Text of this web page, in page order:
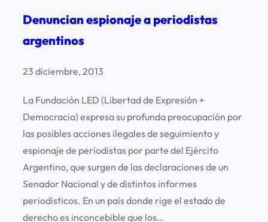
a
c
ó
e
n
S
a
n
t
a
F
o
r
a
Denuncian espionaje a periodistas
argentinos
23 diciembre, 2013
La Fundación LED (Libertad de Expresión +
Democracia) expresa su profunda preocupación por
las posibles acciones ilegales de seguimiento y
espionaje de periodistas por parte del Ejército
Argentino, que surgen de las declaraciones de un
Senador Nacional y de distintos informes
periodísticos. En un país donde rige el estado de
derecho es inconcebible que los…